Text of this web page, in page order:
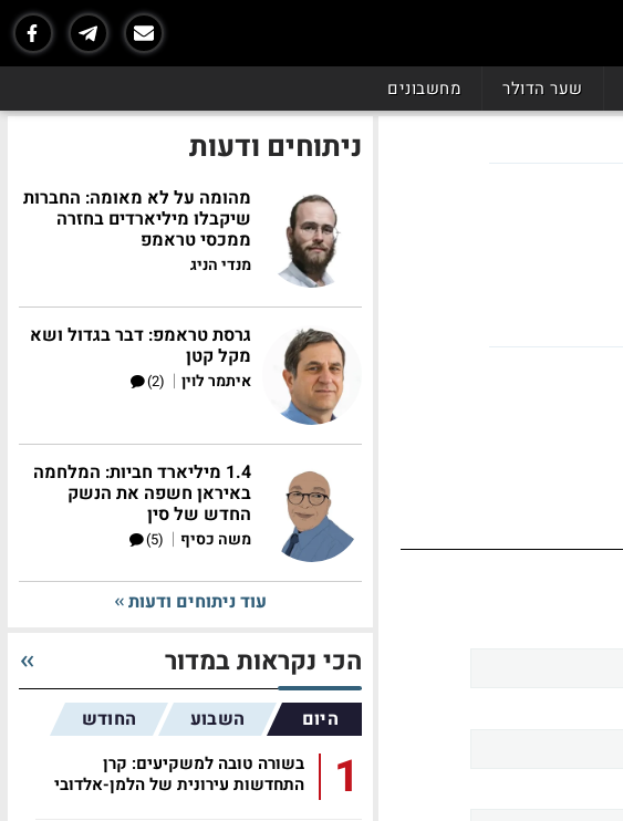
שער הדולר מחשבונים
ניתוחים ודעות
מהומה על לא מאומה: החברות
שיקבלו מיליארדים בחזרה
ממכסי טראמפ
מנדי הניג
גרסת טראמפ: דבר בגדול ושא
מקל קטן
איתמר לוין |
(2)
1.4 מיליארד חביות: המלחמה
באיראן חשפה את הנשק
החדש של סין
משה כסיף |
(5)
עוד ניתוחים ודעות
הכי נקראות במדור
היום השבוע החודש
1
בשורה טובה למשקיעים: קרן
התחדשות עירונית של הלמן-אלדובי